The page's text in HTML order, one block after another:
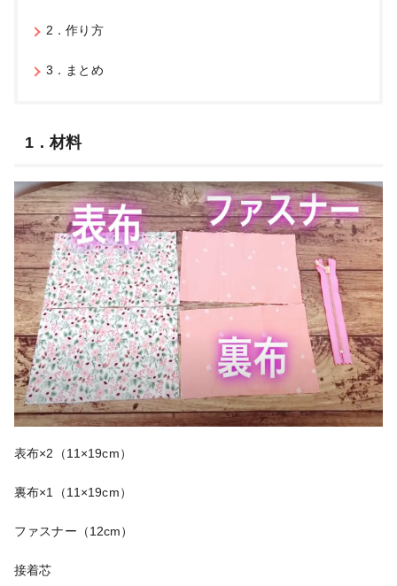
2．作り方
3．まとめ
1．材料
表布×2（11×19cm）
裏布×1（11×19cm）
ファスナー（12cm）
接着芯